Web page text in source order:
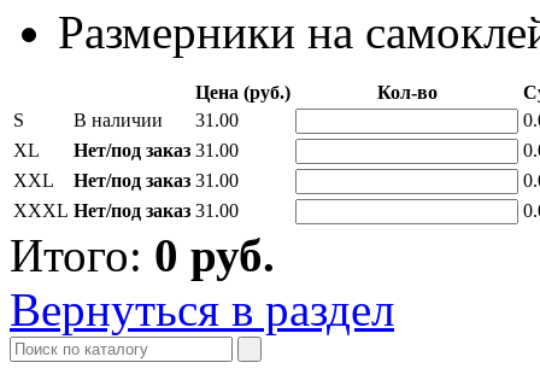
Размерники на
Цена (руб.) Кол-во
S
В наличии 31.00
XL
Нет/под заказ 31.00
XXL
Нет/под заказ 31.00
XXXL Нет/под заказ 31.00
Итого: 0 руб.
Вернуться в раздел